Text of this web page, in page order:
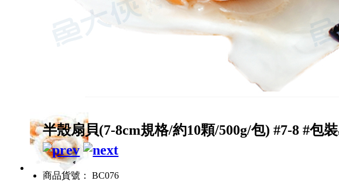
半殼扇貝(7-8cm規格/約10顆/500g/包) #7-8 #包
商品貨號： BC076